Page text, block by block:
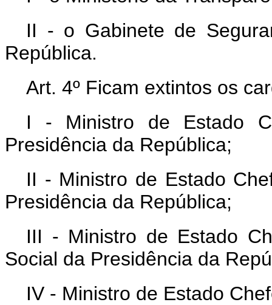
II - o Gabinete de
República.
Art. 4º Ficam extintos os
I - Ministro de Estado
Presidência da República;
II - Ministro de Estado
Presidência da República;
III - Ministro de Estado
Social da Presidência da
IV - Ministro de Estado